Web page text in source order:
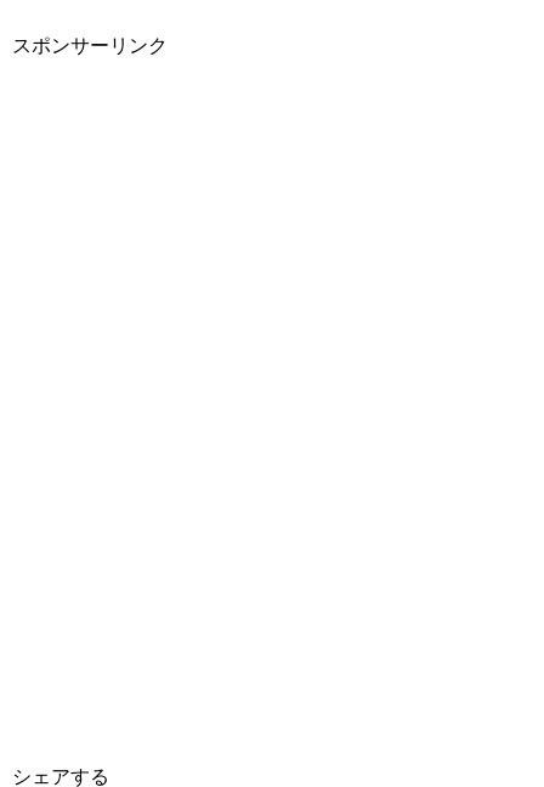
スポンサーリンク
シェアする